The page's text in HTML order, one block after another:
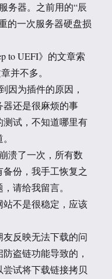
务器。之前用的“辰
的一次服务器硬盘损
to UEFI》的文章索
并不多。
因为插件的原因，
还是很麻烦的事
试，不知道哪里有
溃了一次，所有数
份，我手工恢复之
请给我留言。
站不是很稳定，应该
友反映无法下载的问
盗链功能导致的，
试将下载链接拷贝